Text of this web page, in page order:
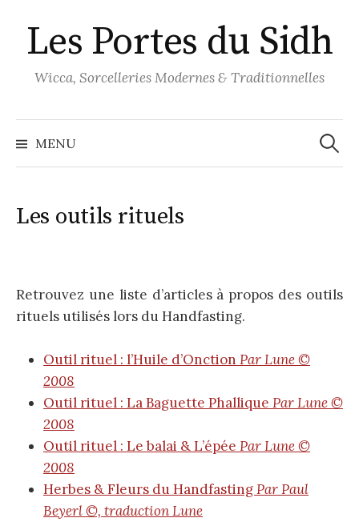
au
contenu
Les Portes du Sidh
Wicca, Sorcelleries Modernes & Traditionnelles
MENU
Les outils rituels
Retrouvez une liste d’articles à propos des outils
rituels utilisés lors du Handfasting.
Outil rituel : l’Huile d’Onction Par Lune ©
2008
Outil rituel : La Baguette Phallique Par Lune ©
2008
Outil rituel : Le balai & L’épée Par Lune ©
2008
Herbes & Fleurs du HandfastingPar Paul
Beyerl ©, traduction Lune